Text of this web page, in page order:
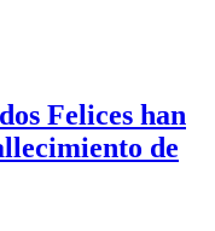
Felices han
de